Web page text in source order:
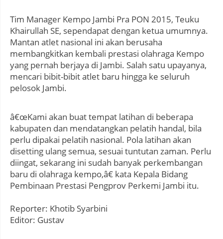
Tim Manager Kempo Jambi Pra PON 2015, Teuku
Khairullah SE, sependapat dengan ketua umumnya.
Mantan atlet nasional ini akan berusaha
membangkitkan kembali prestasi olahraga Kempo
yang pernah berjaya di Jambi. Salah satu upayanya,
mencari bibit-bibit atlet baru hingga ke seluruh
pelosok Jambi.
â€œKami akan buat tempat latihan di beberapa
kabupaten dan mendatangkan pelatih handal, bila
perlu dipakai pelatih nasional. Pola latihan akan
disetting ulang semua, sesuai tuntutan zaman. Perlu
diingat, sekarang ini sudah banyak perkembangan
baru di olahraga kempo,â€ kata Kepala Bidang
Pembinaan Prestasi Pengprov Perkemi Jambi itu.
Reporter: Khotib Syarbini
Editor: Gustav